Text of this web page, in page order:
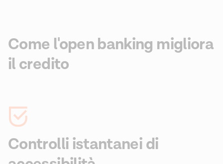
Come l'open banking migliora
il credito
Controlli istantanei di